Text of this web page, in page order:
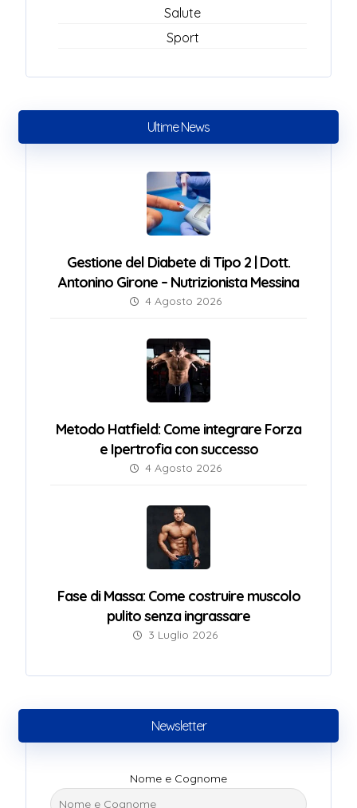
Salute
Sport
Ultime News
Gestione del Diabete di Tipo 2 | Dott.
Antonino Girone – Nutrizionista Messina
4 Agosto 2026
Metodo Hatfield: Come integrare Forza
e Ipertrofia con successo
4 Agosto 2026
Fase di Massa: Come costruire muscolo
pulito senza ingrassare
3 Luglio 2026
Newsletter
Nome e Cognome